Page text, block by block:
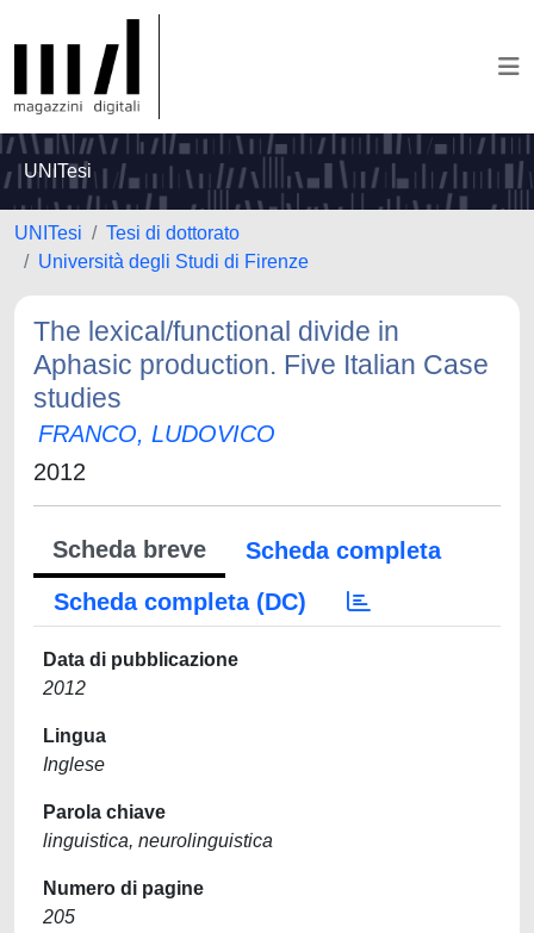
UNITesi
UNITesi
Tesi di dottorato
Università degli Studi di Firenze
The lexical/functional divide in
Aphasic production. Five Italian Case
studies
FRANCO, LUDOVICO
2012
Scheda breve
Scheda completa
Scheda completa (DC)
Data di pubblicazione
2012
Lingua
Inglese
Parola chiave
linguistica, neurolinguistica
Numero di pagine
205